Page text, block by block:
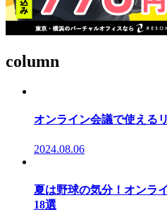
column
オンライン会議で使える
2024.08.06
夏は野球の気分！オンラ
18選